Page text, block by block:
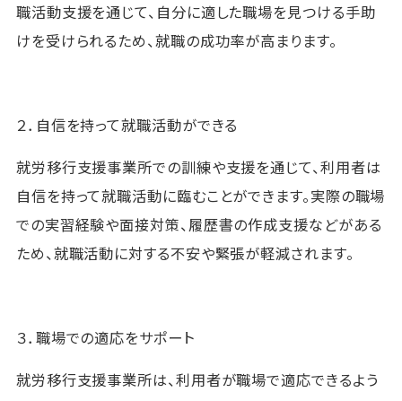
職活動支援を通じて、自分に適した職場を見つける手助
けを受けられるため、就職の成功率が高まります。
２．自信を持って就職活動ができる
就労移行支援事業所での訓練や支援を通じて、利用者は
自信を持って就職活動に臨むことができます。実際の職場
での実習経験や面接対策、履歴書の作成支援などがある
ため、就職活動に対する不安や緊張が軽減されます。
３．職場での適応をサポート
就労移行支援事業所は、利用者が職場で適応できるよう